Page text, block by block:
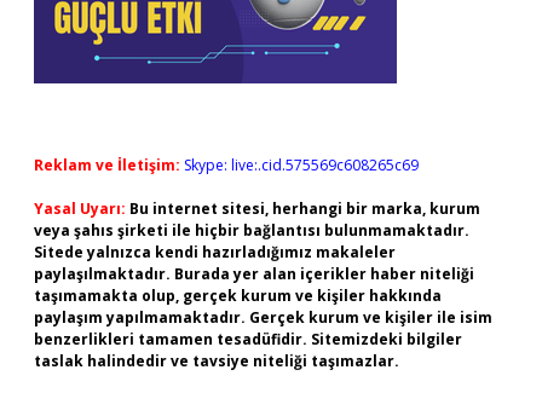
Reklam ve İletişim: Skype: live:.cid.575569c608265c69
Yasal Uyarı: Bu internet sitesi, herhangi bir marka, kurum
veya şahıs şirketi ile hiçbir bağlantısı bulunmamaktadır.
Sitede yalnızca kendi hazırladığımız makaleler
paylaşılmaktadır. Burada yer alan içerikler haber niteliği
taşımamakta olup, gerçek kurum ve kişiler hakkında
paylaşım yapılmamaktadır. Gerçek kurum ve kişiler ile isim
benzerlikleri tamamen tesadüfidir. Sitemizdeki bilgiler
taslak halindedir ve tavsiye niteliği taşımazlar.